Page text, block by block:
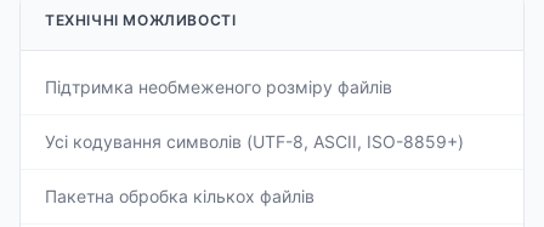
ТЕХНІЧНІ МОЖЛИВОСТІ
Підтримка необмеженого розміру файлів
Усі кодування символів (UTF-8, ASCII, ISO-8859+)
Пакетна обробка кількох файлів